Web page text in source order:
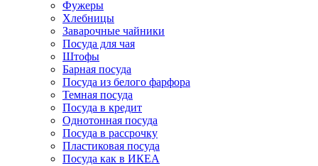
Фужеры
Хлебницы
Заварочные чайники
Посуда для чая
Штофы
Барная посуда
Посуда из белого фарфора
Темная посуда
Посуда в кредит
Однотонная посуда
Посуда в рассрочку
Пластиковая посуда
Посуда как в ИКЕА